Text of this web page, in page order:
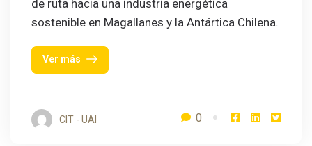
de ruta hacia una industria energética
sostenible en Magallanes y la Antártica Chilena.
Ver más
CIT - UAI 0